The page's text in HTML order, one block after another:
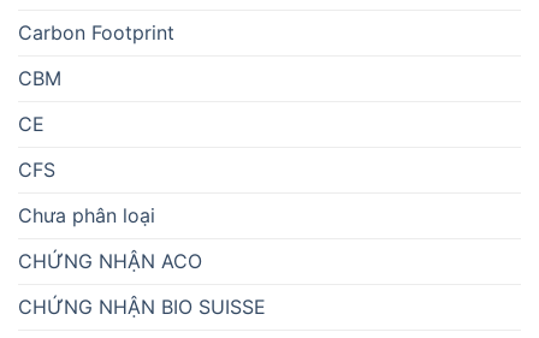
Carbon Footprint
CBM
CE
CFS
Chưa phân loại
CHỨNG NHẬN ACO
CHỨNG NHẬN BIO SUISSE